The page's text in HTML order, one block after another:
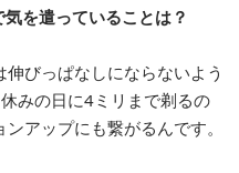
を遣っていることは？
びっぱなしにならないよう
みの日に4ミリまで剃るの
アップにも繋がるんです。